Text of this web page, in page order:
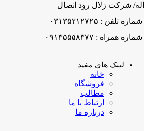
اله/ شرکت زلال رود اتصال
شماره تلفن : ۰۳۱۳۵۳۱۲۷۲۵
شماره همراه : ۰۹۱۳۵۵۵۸۳۷۷
لینک های مفید
خانه
فروشگاه
مطالب
ارتباط با ما
درباره ما